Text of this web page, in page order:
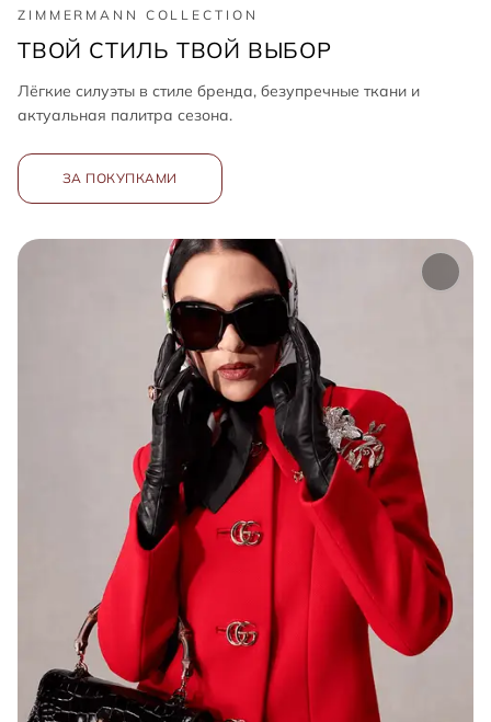
Новая подборка аксессуаров CELINE — сочетание
фирменной эстетики, минимализма и актуальных
силуэтов сезона.
ЗА ПОКУПКАМИ
ZIMMERMANN COLLECTION
ТВОЙ СТИЛЬ ТВОЙ ВЫБОР
Лёгкие силуэты в стиле бренда, безупречные ткани и
актуальная палитра сезона.
ЗА ПОКУПКАМИ